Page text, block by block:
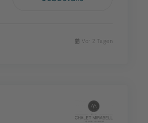
Vor 2 Tagen